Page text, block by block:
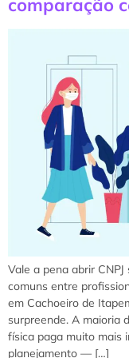
comparação
Vale a pena abrir
comuns entre
em Cachoeiro de
surpreende. A maioria
física paga muito mais
planejamento — […]